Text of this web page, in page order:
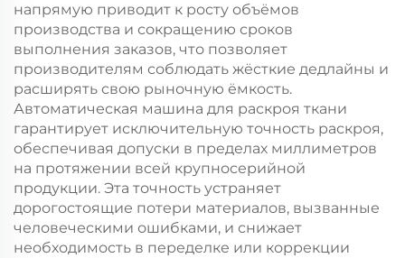
напрямую приводит к росту объёмов
производства и сокращению сроков
выполнения заказов, что позволяет
производителям соблюдать жёсткие дедлайны и
расширять свою рыночную ёмкость.
Автоматическая машина для раскроя ткани
гарантирует исключительную точность раскроя,
обеспечивая допуски в пределах миллиметров
на протяжении всей крупносерийной
продукции. Эта точность устраняет
дорогостоящие потери материалов, вызванные
человеческими ошибками, и снижает
необходимость в переделке или коррекции